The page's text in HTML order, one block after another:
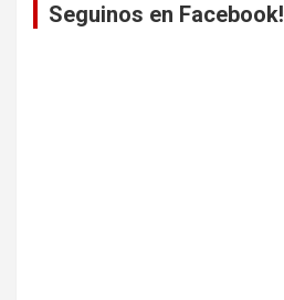
Seguinos en Facebook!